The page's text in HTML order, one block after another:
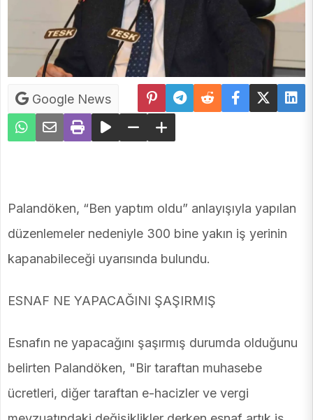
Google News
Palandöken, “Ben yaptım oldu” anlayışıyla yapılan
düzenlemeler nedeniyle 300 bine yakın iş yerinin
kapanabileceği uyarısında bulundu.
ESNAF NE YAPACAĞINI ŞAŞIRMIŞ
Esnafın ne yapacağını şaşırmış durumda olduğunu
belirten Palandöken, "Bir taraftan muhasebe
ücretleri, diğer taraftan e-hacizler ve vergi